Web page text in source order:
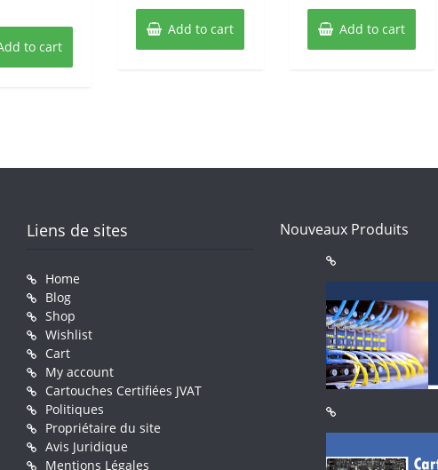
to cart
Add to cart Add to cart
Liens de sites
Home
Blog
Shop
Wishlist
Cart
My account
Cartouches Certifiées JVAT
Politiques
Propriétaire du site
Avis Juridique
Mentions Légales
Nouveaux Produits